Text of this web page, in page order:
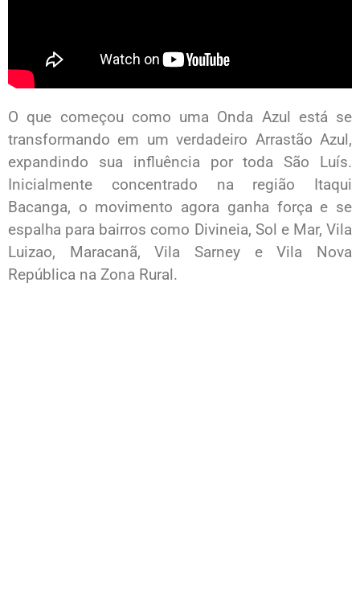
O que começou como uma Onda Azul está se
transformando em um verdadeiro Arrastão Azul,
expandindo sua influência por toda São Luís.
Inicialmente concentrado na região Itaqui
Bacanga, o movimento agora ganha força e se
espalha para bairros como Divineia, Sol e Mar, Vila
Luizao, Maracanã, Vila Sarney e Vila Nova
República na Zona Rural.